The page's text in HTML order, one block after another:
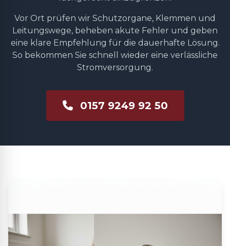
Vor Ort prüfen wir Schutzorgane, Klemmen und
Leitungswege, beheben akute Fehler und geben
eine klare Empfehlung für die dauerhafte Lösung.
So bekommen Sie schnell wieder eine verlässliche
Stromversorgung.
0157 9249 92 50